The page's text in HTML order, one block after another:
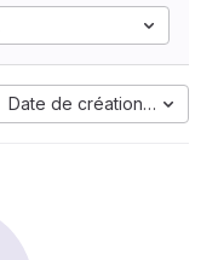
Date de création la plus